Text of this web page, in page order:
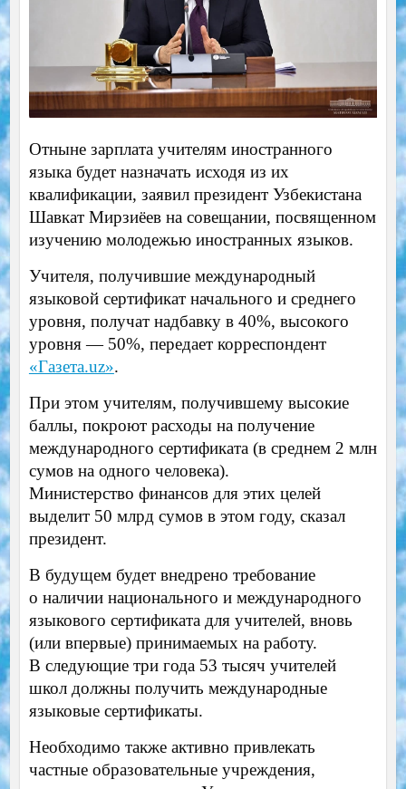
Отныне зарплата учителям иностранного
языка будет назначать исходя из их
квалификации, заявил президент Узбекистана
Шавкат Мирзиёев на совещании, посвященном
изучению молодежью иностранных языков.
Учителя, получившие международный
языковой сертификат начального и среднего
уровня, получат надбавку в 40%, высокого
уровня — 50%, передает корреспондент
«Газета.uz».
При этом учителям, получившему высокие
баллы, покроют расходы на получение
международного сертификата (в среднем 2 млн
сумов на одного человека).
Министерство финансов для этих целей
выделит 50 млрд сумов в этом году, сказал
президент.
В будущем будет внедрено требование
о наличии национального и международного
языкового сертификата для учителей, вновь
(или впервые) принимаемых на работу.
В следующие три года 53 тысяч учителей
школ должны получить международные
языковые сертификаты.
Необходимо также активно привлекать
частные образовательные учреждения,